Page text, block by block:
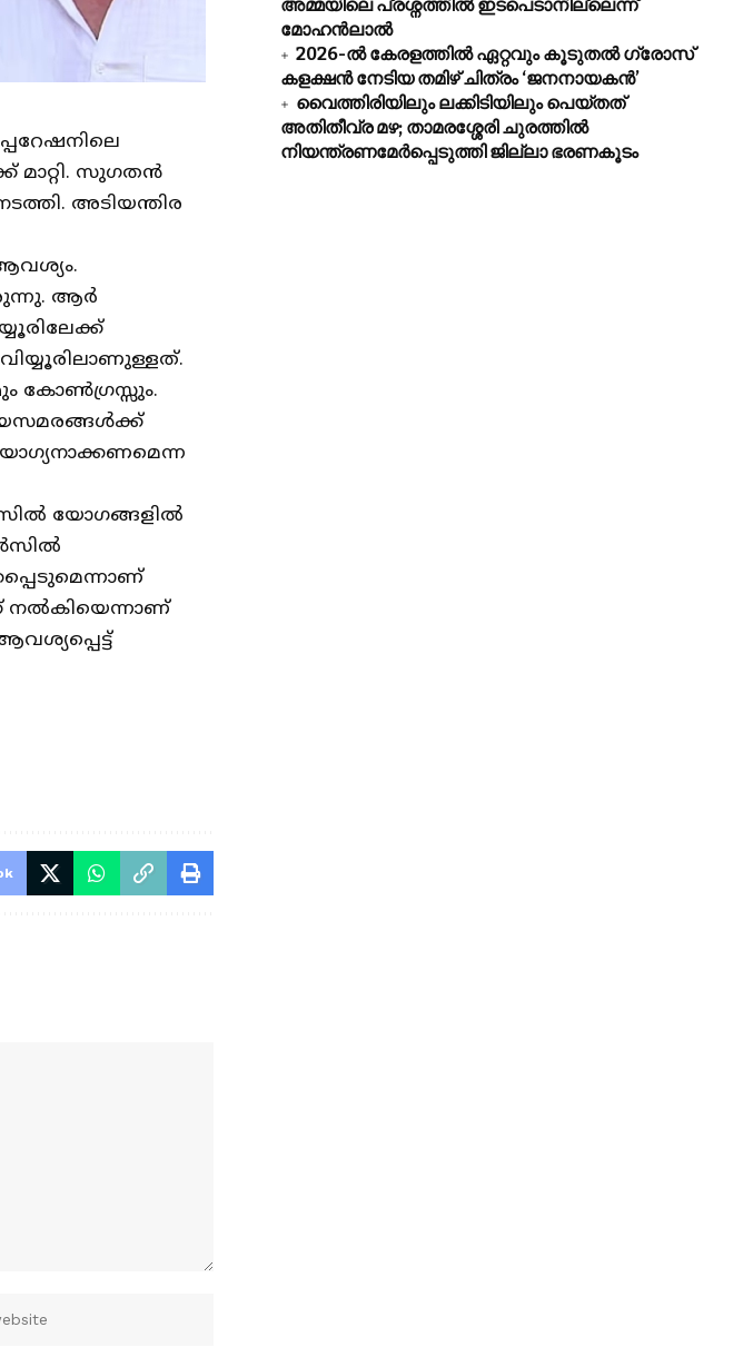
മാറ്റി. സുഗതൻ
അടിയന്തിര
ആർ
വിയ്യൂരിലാണുള്ളത്.
കോൺഗ്രസ്സും.
യോഗങ്ങളിൽ
നൽകിയെന്നാണ്
അമ്മയിലെ പ്രശ്നത്തിൽ ഇടപെടാനില്ലെന്ന്
മോഹൻലാൽ
2026-ൽ കേരളത്തിൽ ഏറ്റവും കൂടുതൽ ഗ്രോസ്
കളക്ഷൻ നേടിയ തമിഴ് ചിത്രം ‘ജനനായകൻ’
വൈത്തിരിയിലും ലക്കിടിയിലും പെയ്തത്
അതിതീവ്ര മഴ; താമരശ്ശേരി ചുരത്തിൽ
നിയന്ത്രണമേ‍ർപ്പെടുത്തി ജില്ലാ ഭരണകൂടം